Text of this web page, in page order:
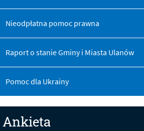
Nieodpłatna pomoc prawna
Raport o stanie Gminy i Miasta Ulanów
Pomoc dla Ukrainy
Ankieta